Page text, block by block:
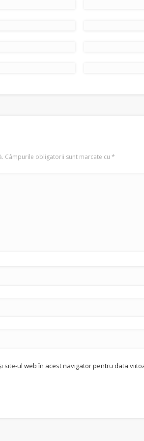
Câmpurile obligatorii sunt marcate cu *
site-ul web în acest navigator pentru data